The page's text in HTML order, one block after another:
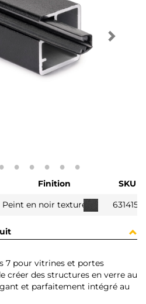
Finition
SKU
Peint en noir texturé 6314154
7 pour vitrines et portes
créer des structures en verre au
et parfaitement intégré au